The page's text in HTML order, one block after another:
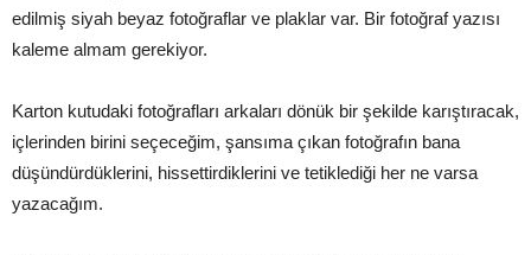
edilmiş siyah beyaz fotoğraflar ve plaklar var. Bir fotoğraf yazısı
kaleme almam gerekiyor.
Karton kutudaki fotoğrafları arkaları dönük bir şekilde karıştıracak,
içlerinden birini seçeceğim, şansıma çıkan fotoğrafın bana
düşündürdüklerini, hissettirdiklerini ve tetiklediği her ne varsa
yazacağım.